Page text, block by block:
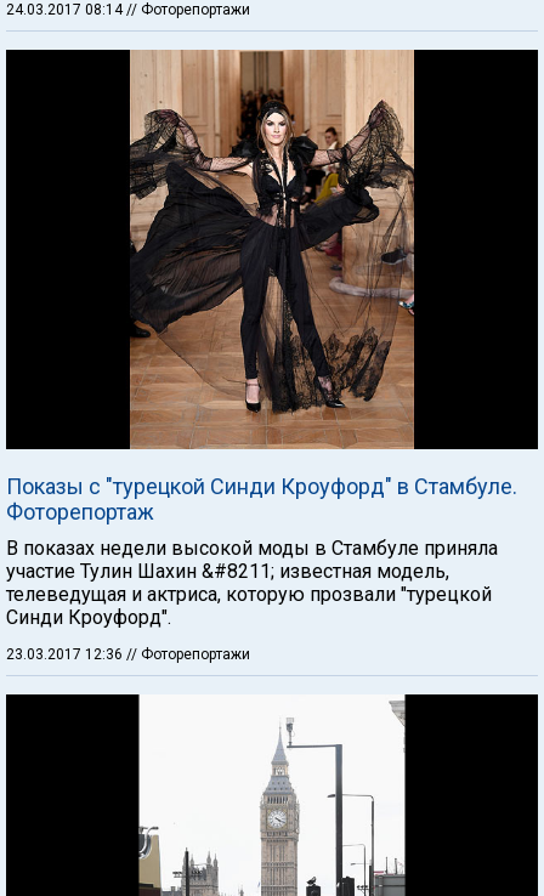
24.03.2017 08:14// Фоторепортажи
Показы с "турецкой Синди Кроуфорд" в Стамбуле.
Фоторепортаж
В показах недели высокой моды в Стамбуле приняла
участие Тулин Шахин &#8211; известная модель,
телеведущая и актриса, которую прозвали "турецкой
Синди Кроуфорд".
23.03.2017 12:36 // Фоторепортажи